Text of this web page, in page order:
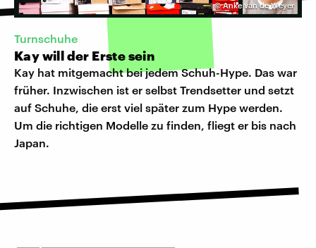
©Anke van de Weyer
Turnschuhe
Kay will der Erste sein
Kay hat mitgemacht bei jedem Schuh-Hype. Das war
früher. Inzwischen ist er selbst Trendsetter und setzt
auf Schuhe, die erst viel später zum Hype werden.
Um die richtigen Modelle zu finden, fliegt er bis nach
Japan.